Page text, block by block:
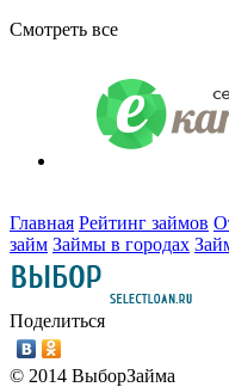
Смотреть все
Главная Рейтинг займов
займ Займы в городах
Поделиться
© 2014 ВыборЗайма